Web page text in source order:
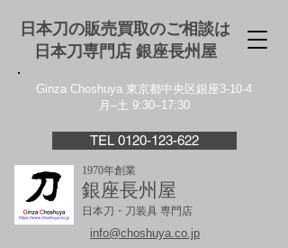
日本刀の販売買取のご相談は
日本刀専門店 銀座⻑州屋
Ginza Choshuya 東京都中央区銀座3-10-4
月–土 9:30–17:30
TEL 0120-123-622
1970年創業
銀座長州屋
日本刀・刀装具 専門店
info@choshuya.co.jp